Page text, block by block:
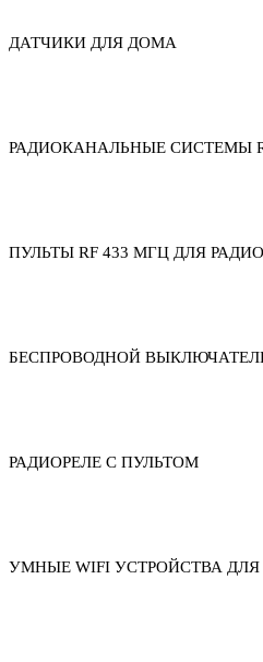
ДАТЧИКИ ДЛЯ ДОМА
РАДИОКАНАЛЬНЫЕ СИСТЕМЫ
ПУЛЬТЫ RF 433 МГЦ ДЛЯ
БЕСПРОВОДНОЙ
РАДИОРЕЛЕ С ПУЛЬТОМ
УМНЫЕ WIFI УСТРОЙСТВА